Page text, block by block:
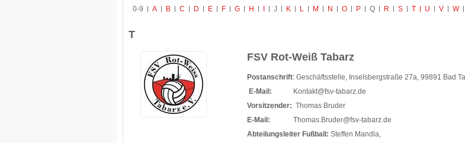
0-9 A B C D E F G H J K L M N O P Q R S T U V W
T
FSV Rot-Weiß Tabarz
Postanschrift: Geschäftsstelle, Inselsbergstraße 27a, 99891 Bad
E-Mail: Kontakt@fsv-tabarz.de
Vorsitzender: Thomas Bruder
E-Mail: Thomas.Bruder@fsv-tabarz.de
Abteilungsleiter Fußball: Steffen Mandla,